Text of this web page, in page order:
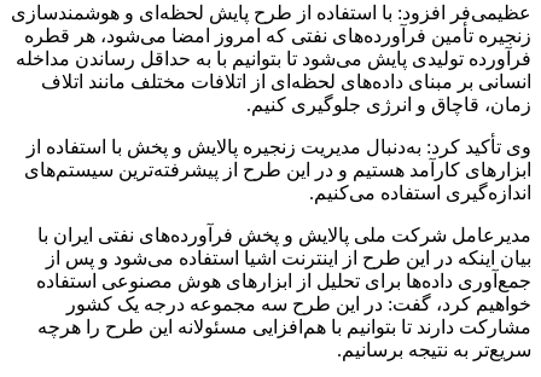
عظیمی‌فر افزود: با استفاده از طرح پایش لحظه‌ای و هوشمندسازی
زنجیره تأمین فرآورده‌های نفتی که امروز امضا می‌شود، هر قطره
فرآورده تولیدی پایش می‌شود تا بتوانیم با به حداقل رساندن مداخله
انسانی بر مبنای داده‌های لحظه‌ای از اتلافات مختلف مانند اتلاف
زمان، قاچاق و انرژی جلوگیری کنیم.
وی تأکید کرد: به‌دنبال مدیریت زنجیره پالایش و پخش با استفاده از
ابزارهای کارآمد هستیم و در این طرح از پیشرفته‌ترین سیستم‌های
اندازه‌گیری استفاده می‌کنیم.
مدیرعامل شرکت ملی پالایش و پخش فرآورده‌های نفتی ایران با
بیان اینکه در این طرح از اینترنت اشیا استفاده می‌شود و پس از
جمع‌آوری داده‌ها برای تحلیل از ابزارهای هوش مصنوعی استفاده
خواهیم کرد، گفت: در این طرح سه مجموعه درجه یک کشور
مشارکت دارند تا بتوانیم با هم‌افزایی مسئولانه این طرح را هرچه
سریع‌تر به نتیجه برسانیم.